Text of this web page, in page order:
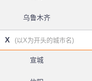
乌鲁木齐
X (以X为开头的城市名)
宣城